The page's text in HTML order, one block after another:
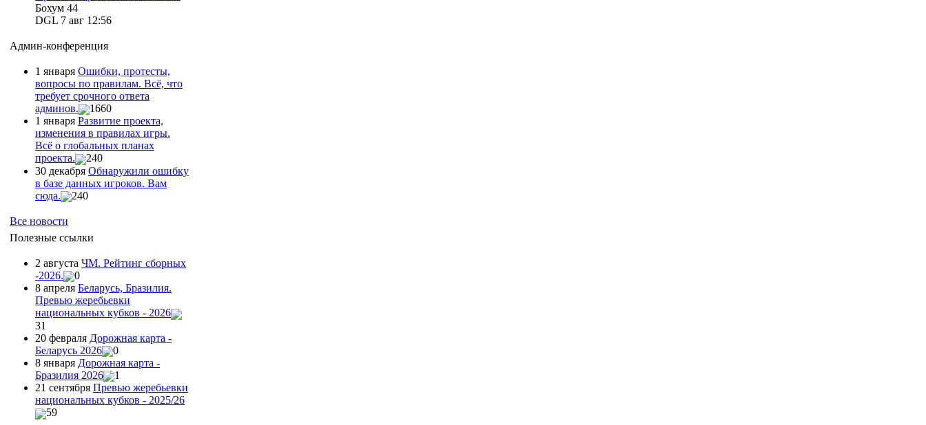
Бохум 44
DGL 7 авг 12:56
Админ-конференция
1 января Ошибки, протесты,
вопросы по правилам. Всё, что
требует срочного ответа
админов.
1660
1 января Развитие проекта,
изменения в правилах игры.
Всё о глобальных планах
проекта.
240
30 декабря Обнаружили ошибку
в базе данных игроков. Вам
сюда.
240
Все новости
Полезные ссылки
2 августа ЧМ. Рейтинг сборных
-2026.
0
8 апреля Беларусь, Бразилия.
Превью жеребьевки
национальных кубков - 2026
31
20 февраля Дорожная карта -
Беларусь 2026
0
8 января Дорожная карта -
Бразилия 2026
1
21 сентября Превью жеребьевки
национальных кубков - 2025/26
59